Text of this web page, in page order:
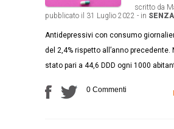
scritto da
pubblicato il 31 Luglio 2022 - in
Antidepressivi con consumo
del 2,4% rispetto all’anno
stato pari a 44,6 DDD ogni 1000
0 Commenti